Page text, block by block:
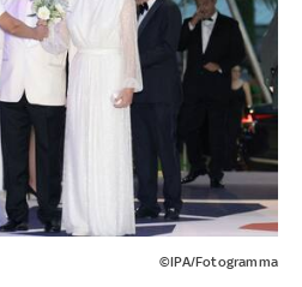
©IPA/Fotogramma